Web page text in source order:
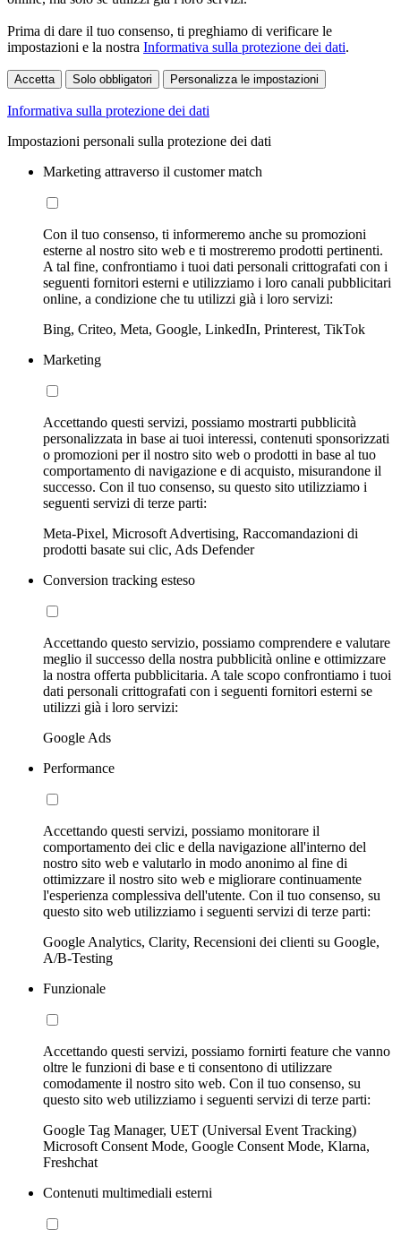
Prima di dare il tuo consenso, ti preghiamo di verificare le
impostazioni e la nostra Informativa sulla protezione dei dati.
Accetta Solo obbligatori Personalizza le impostazioni
Informativa sulla protezione dei dati
Impostazioni personali sulla protezione dei dati
Marketing attraverso il customer match
Con il tuo consenso, ti informeremo anche su promozioni
esterne al nostro sito web e ti mostreremo prodotti pertinenti.
A tal fine, confrontiamo i tuoi dati personali crittografati con i
seguenti fornitori esterni e utilizziamo i loro canali pubblicitari
online, a condizione che tu utilizzi già i loro servizi:
Bing, Criteo, Meta, Google, LinkedIn, Printerest, TikTok
Marketing
Accettando questi servizi, possiamo mostrarti pubblicità
personalizzata in base ai tuoi interessi, contenuti sponsorizzati
o promozioni per il nostro sito web o prodotti in base al tuo
comportamento di navigazione e di acquisto, misurandone il
successo. Con il tuo consenso, su questo sito utilizziamo i
seguenti servizi di terze parti:
Meta-Pixel, Microsoft Advertising, Raccomandazioni di
prodotti basate sui clic, Ads Defender
Conversion tracking esteso
Accettando questo servizio, possiamo comprendere e valutare
meglio il successo della nostra pubblicità online e ottimizzare
la nostra offerta pubblicitaria. A tale scopo confrontiamo i tuoi
dati personali crittografati con i seguenti fornitori esterni se
utilizzi già i loro servizi:
Google Ads
Performance
Accettando questi servizi, possiamo monitorare il
comportamento dei clic e della navigazione all'interno del
nostro sito web e valutarlo in modo anonimo al fine di
ottimizzare il nostro sito web e migliorare continuamente
l'esperienza complessiva dell'utente. Con il tuo consenso, su
questo sito web utilizziamo i seguenti servizi di terze parti:
Google Analytics, Clarity, Recensioni dei clienti su Google,
A/B-Testing
Funzionale
Accettando questi servizi, possiamo fornirti feature che vanno
oltre le funzioni di base e ti consentono di utilizzare
comodamente il nostro sito web. Con il tuo consenso, su
questo sito web utilizziamo i seguenti servizi di terze parti:
Google Tag Manager, UET (Universal Event Tracking)
Microsoft Consent Mode, Google Consent Mode, Klarna,
Freshchat
Contenuti multimediali esterni